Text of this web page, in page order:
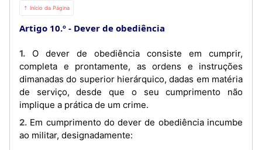
⇡ Início da Página
Artigo 10.º Dever de obediência
1. O dever de obediência consiste em cumprir,
completa e prontamente, as ordens e instruções
dimanadas do superior hierárquico, dadas em matéria
de serviço, desde que o seu cumprimento não
implique a prática de um crime.
2. Em cumprimento do dever de obediência incumbe
ao militar, designadamente: